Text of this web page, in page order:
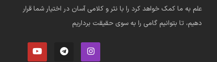
علم به ما کمک خواهد کرد را با نثر و کلامی آسان در اختیار شما قرار
دهیم، تا بتوانیم گامی را به سوی حقیقت برداریم